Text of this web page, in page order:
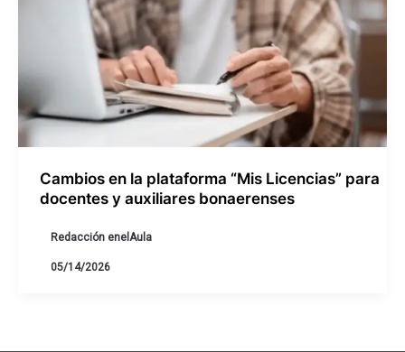
Cambios en la plataforma “Mis Licencias” para
docentes y auxiliares bonaerenses
Redacción enelAula
05/14/2026